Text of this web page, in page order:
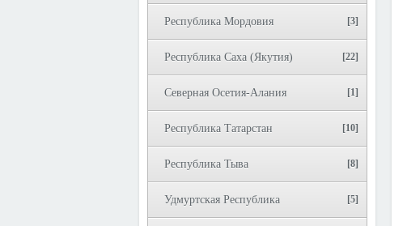
Республика Мордовия [3]
Республика Саха (Якутия) [22]
Северная Осетия-Алания [1]
Республика Татарстан [10]
Республика Тыва [8]
Удмуртская Республика [5]